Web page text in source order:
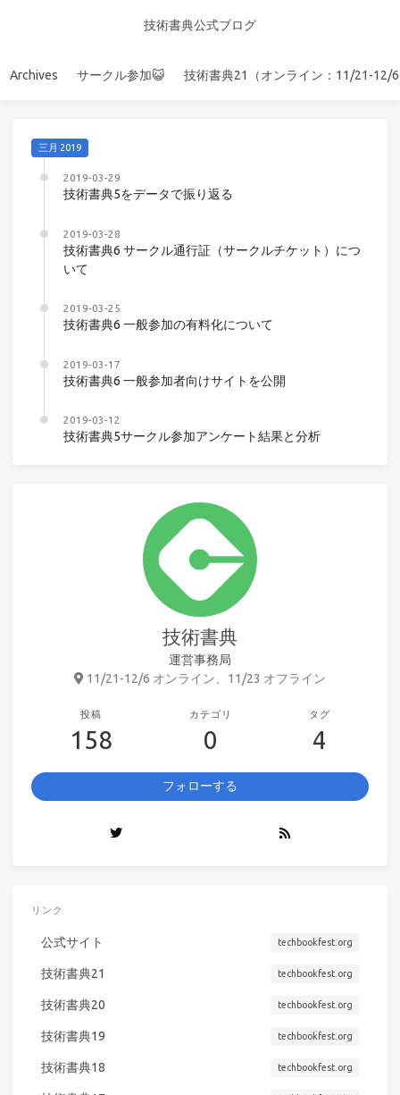
技術書典公式ブログ
Archives サークル参加😺 技術書典21（オンライン：11/21-12/
三月 2019
2019-03-29
技術書典5をデータで振り返る
2019-03-28
技術書典6 サークル通行証（サークルチケット）につ
いて
2019-03-25
技術書典6 一般参加の有料化について
2019-03-17
技術書典6 一般参加者向けサイトを公開
2019-03-12
技術書典5サークル参加アンケート結果と分析
技術書典
運営事務局
11/21-12/6 オンライン、11/23 オフライン
投稿
158
カテゴリ
0
タグ
4
フォローする
リンク
公式サイト techbookfest.org
技術書典21 techbookfest.org
技術書典20 techbookfest.org
技術書典19 techbookfest.org
技術書典18 techbookfest.org